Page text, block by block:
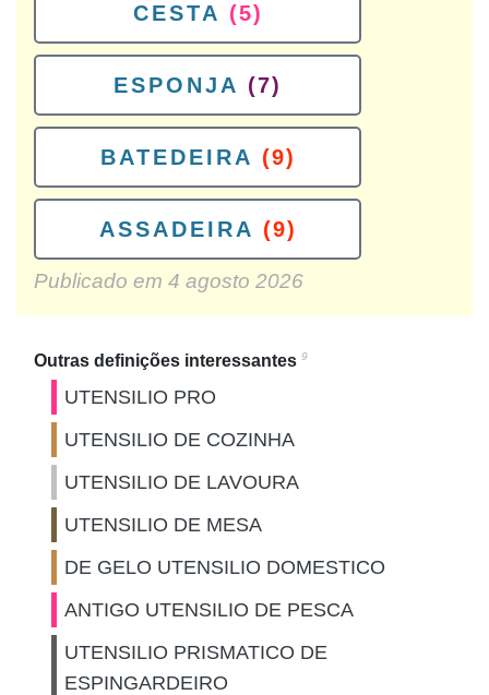
CESTA (5)
ESPONJA (7)
BATEDEIRA (9)
ASSADEIRA (9)
Publicado em 4 agosto 2026
Outras definições interessantes 9
UTENSILIO PRO
UTENSILIO DE COZINHA
UTENSILIO DE LAVOURA
UTENSILIO DE MESA
DE GELO UTENSILIO DOMESTICO
ANTIGO UTENSILIO DE PESCA
UTENSILIO PRISMATICO DE
ESPINGARDEIRO